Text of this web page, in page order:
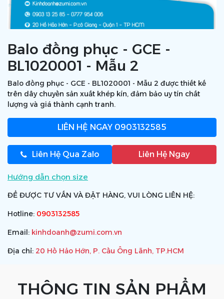
Balo đồng phục - GCE -
BL1020001 - Mẫu 2
Balo đồng phục - GCE - BL1020001 - Mẫu 2 được thiết kế
trên dây chuyền sản xuất khép kín, đảm bảo uy tín chất
lượng và giá thành cạnh tranh.
LIÊN HỆ NGAY 0903132585
Liên Hệ Qua Zalo Liên Hệ Ngay
Hướng dẫn chọn size
ĐỂ ĐƯỢC TƯ VẤN VÀ ĐẶT HÀNG, VUI LÒNG LIÊN HỆ:
Hotline: 0903132585
Email: kinhdoanh@zumi.com.vn
Địa chỉ: 20 Hồ Hảo Hớn, P. Cầu Ông Lãnh, TP.HCM
THÔNG TIN SẢN PHẨM